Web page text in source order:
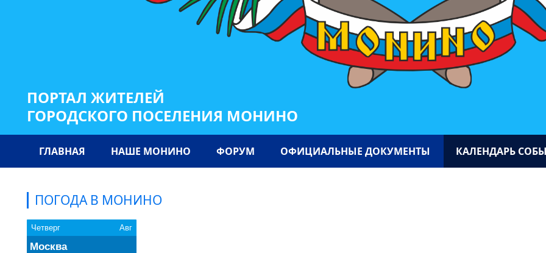
ПОРТАЛ ЖИТЕЛЕЙ
ГОРОДСКОГО ПОСЕЛЕНИЯ МОНИНО
ГЛАВНАЯ НАШЕ МОНИНО ФОРУМ ОФИЦИАЛЬНЫЕ ДОКУМЕНТЫ КАЛЕНДАРЬ
ПОГОДА В МОНИНО
Четверг Авг
Москва